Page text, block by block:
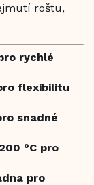
roštu,
rychlé
flexibilitu
snadné
°C pro
pro